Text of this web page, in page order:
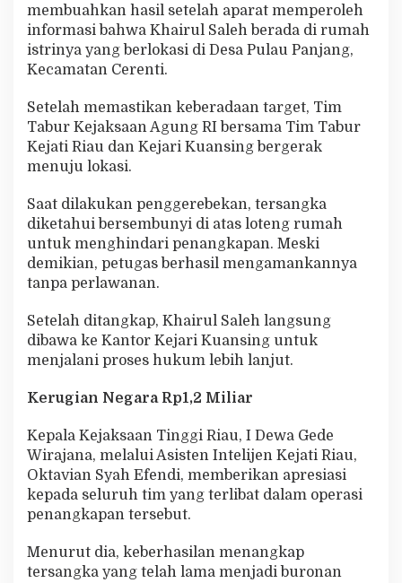
membuahkan hasil setelah aparat memperoleh
informasi bahwa Khairul Saleh berada di rumah
istrinya yang berlokasi di Desa Pulau Panjang,
Kecamatan Cerenti.
Setelah memastikan keberadaan target, Tim
Tabur Kejaksaan Agung RI bersama Tim Tabur
Kejati Riau dan Kejari Kuansing bergerak
menuju lokasi.
Saat dilakukan penggerebekan, tersangka
diketahui bersembunyi di atas loteng rumah
untuk menghindari penangkapan. Meski
demikian, petugas berhasil mengamankannya
tanpa perlawanan.
Setelah ditangkap, Khairul Saleh langsung
dibawa ke Kantor Kejari Kuansing untuk
menjalani proses hukum lebih lanjut.
Kerugian Negara Rp1,2 Miliar
Kepala Kejaksaan Tinggi Riau, I Dewa Gede
Wirajana, melalui Asisten Intelijen Kejati Riau,
Oktavian Syah Efendi, memberikan apresiasi
kepada seluruh tim yang terlibat dalam operasi
penangkapan tersebut.
Menurut dia, keberhasilan menangkap
tersangka yang telah lama menjadi buronan